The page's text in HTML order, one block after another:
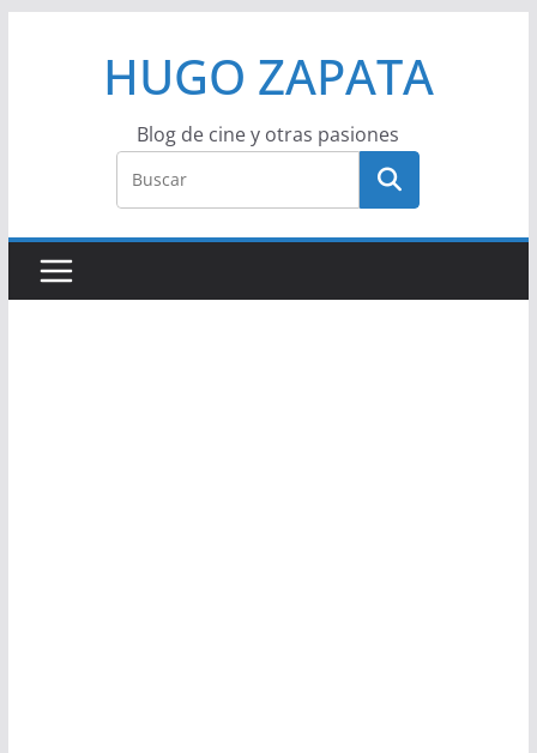
HUGO ZAPATA
Blog de cine y otras pasiones